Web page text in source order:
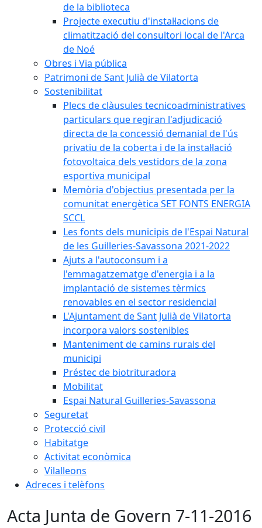
de la biblioteca
Projecte executiu d'instal·lacions de
climatització del consultori local de l'Arca
de Noé
Obres i Via pública
Patrimoni de Sant Julià de Vilatorta
Sostenibilitat
Plecs de clàusules tecnicoadministratives
particulars que regiran l'adjudicació
directa de la concessió demanial de l'ús
privatiu de la coberta i de la instal·lació
fotovoltaica dels vestidors de la zona
esportiva municipal
Memòria d'objectius presentada per la
comunitat energètica SET FONTS ENERGIA
SCCL
Les fonts dels municipis de l'Espai Natural
de les Guilleries-Savassona 2021-2022
Ajuts a l'autoconsum i a
l'emmagatzematge d'energia i a la
implantació de sistemes tèrmics
renovables en el sector residencial
L'Ajuntament de Sant Julià de Vilatorta
incorpora valors sostenibles
Manteniment de camins rurals del
municipi
Préstec de biotrituradora
Mobilitat
Espai Natural Guilleries-Savassona
Seguretat
Protecció civil
Habitatge
Activitat econòmica
Vilalleons
Adreces i telèfons
Acta Junta de Govern 7-11-2016